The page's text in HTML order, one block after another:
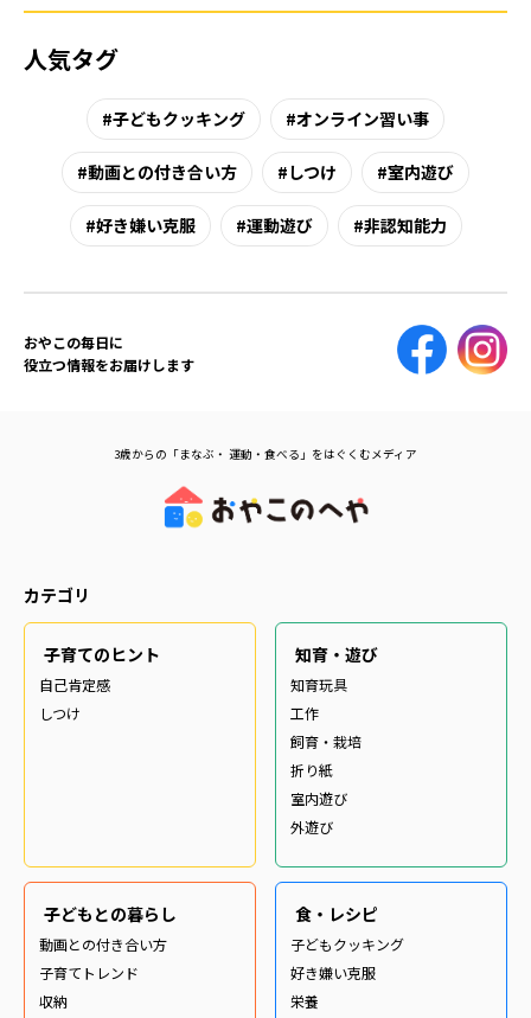
人気タグ
子どもクッキング オンライン習い事
動画との付き合い方 しつけ 室内遊び
好き嫌い克服 運動遊び 非認知能力
おやこの毎日に
役立つ情報をお届けします
3歳からの「まなぶ・ 運動・食べる」をはぐくむメディア
カテゴリ
子育てのヒント
自己肯定感
しつけ
知育・遊び
知育玩具
工作
飼育・栽培
折り紙
室内遊び
外遊び
子どもとの暮らし
動画との付き合い方
子育てトレンド
収納
食・レシピ
子どもクッキング
好き嫌い克服
栄養